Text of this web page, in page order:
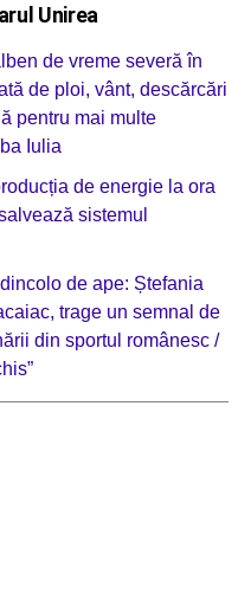
Unirea
de vreme severă în
de ploi, vânt, descărcări
pentru mai multe
Iulia
de energie la ora
sistemul
de ape: Ștefania
trage un semnal de
din sportul românesc /